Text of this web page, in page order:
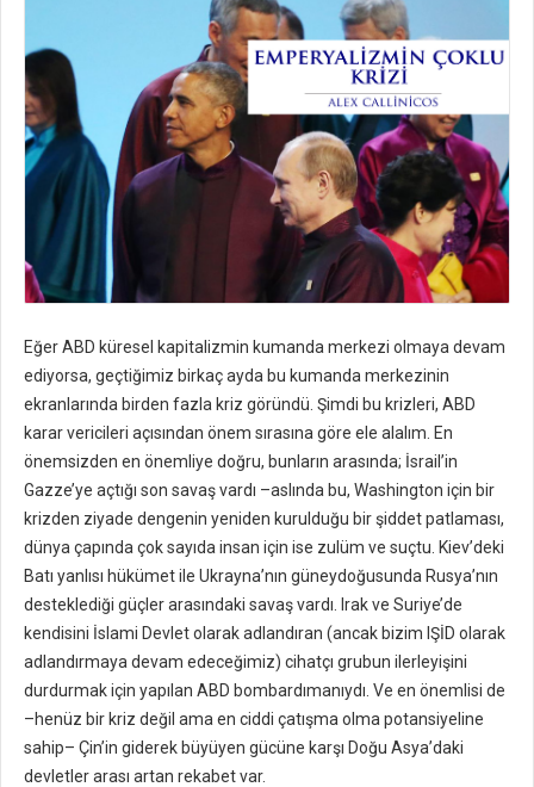
Eğer ABD küresel kapitalizmin kumanda merkezi olmaya devam
ediyorsa, geçtiğimiz birkaç ayda bu kumanda merkezinin
ekranlarında birden fazla kriz göründü. Şimdi bu krizleri, ABD
karar vericileri açısından önem sırasına göre ele alalım. En
önemsizden en önemliye doğru, bunların arasında; İsrail’in
Gazze’ye açtığı son savaş vardı –aslında bu, Washington için bir
krizden ziyade dengenin yeniden kurulduğu bir şiddet patlaması,
dünya çapında çok sayıda insan için ise zulüm ve suçtu. Kiev’deki
Batı yanlısı hükümet ile Ukrayna’nın güneydoğusunda Rusya’nın
desteklediği güçler arasındaki savaş vardı. Irak ve Suriye’de
kendisini İslami Devlet olarak adlandıran (ancak bizim IŞİD olarak
adlandırmaya devam edeceğimiz) cihatçı grubun ilerleyişini
durdurmak için yapılan ABD bombardımanıydı. Ve en önemlisi de
–henüz bir kriz değil ama en ciddi çatışma olma potansiyeline
sahip– Çin’in giderek büyüyen gücüne karşı Doğu Asya’daki
devletler arası artan rekabet var.